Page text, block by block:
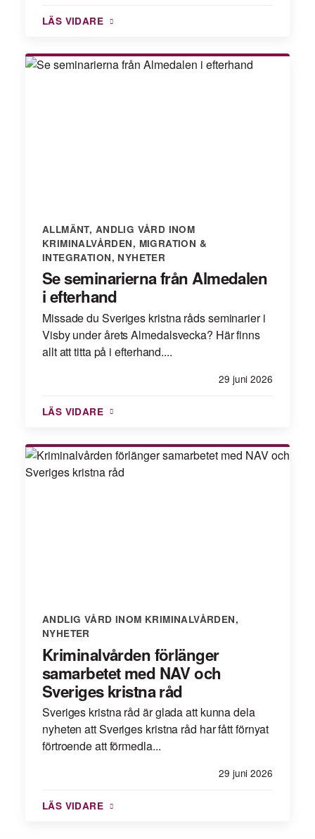
LÄS VIDARE
ALLMÄNT, ANDLIG VÅRD INOM
KRIMINALVÅRDEN, MIGRATION &
INTEGRATION, NYHETER
Se seminarierna från Almedalen
i efterhand
29 juni 2026
Missade du Sveriges kristna råds seminarier i
Visby under årets Almedalsvecka? Här finns
allt att titta på i efterhand....
LÄS VIDARE
ANDLIG VÅRD INOM KRIMINALVÅRDEN,
NYHETER
Kriminalvården förlänger
samarbetet med NAV och
Sveriges kristna råd
29 juni 2026
Sveriges kristna råd är glada att kunna dela
nyheten att Sveriges kristna råd har fått förnyat
förtroende att förmedla...
LÄS VIDARE